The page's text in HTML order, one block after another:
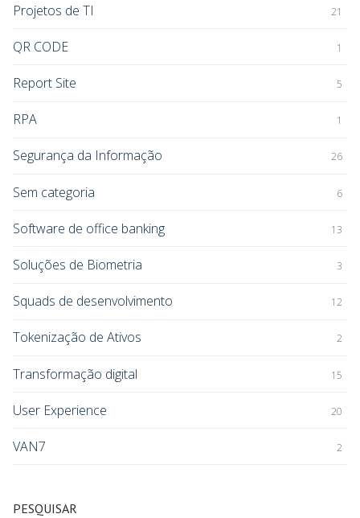
Projetos de TI 21
QR CODE 1
Report Site 5
RPA 1
Segurança da Informação 26
Sem categoria 6
Software de office banking 13
Soluções de Biometria 3
Squads de desenvolvimento 12
Tokenização de Ativos 2
Transformação digital 15
User Experience 20
VAN7 2
PESQUISAR